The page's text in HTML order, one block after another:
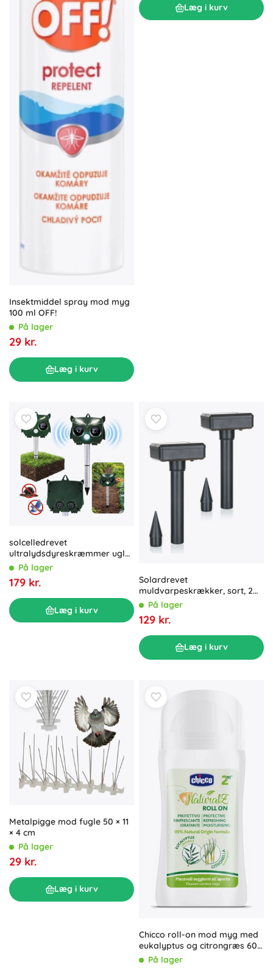
Insektmiddel spray mod myg
100 ml OFF!
På lager
29 kr.
Læg i kurv
Læg i kurv
solcelledrevet
ultralydsdyreskræmmer ugle
med PIR-sensor og LED
På lager
179 kr.
Læg i kurv
Solardrevet
muldvarpeskrækker, sort, 2
stk.På lager
129 kr.
Læg i kurv
Metalpigge mod fugle 50 × 11
× 4 cm
På lager
29 kr.
Læg i kurv
Chicco roll-on mod myg med
eukalyptus og citrongræs 60
mlPå lager